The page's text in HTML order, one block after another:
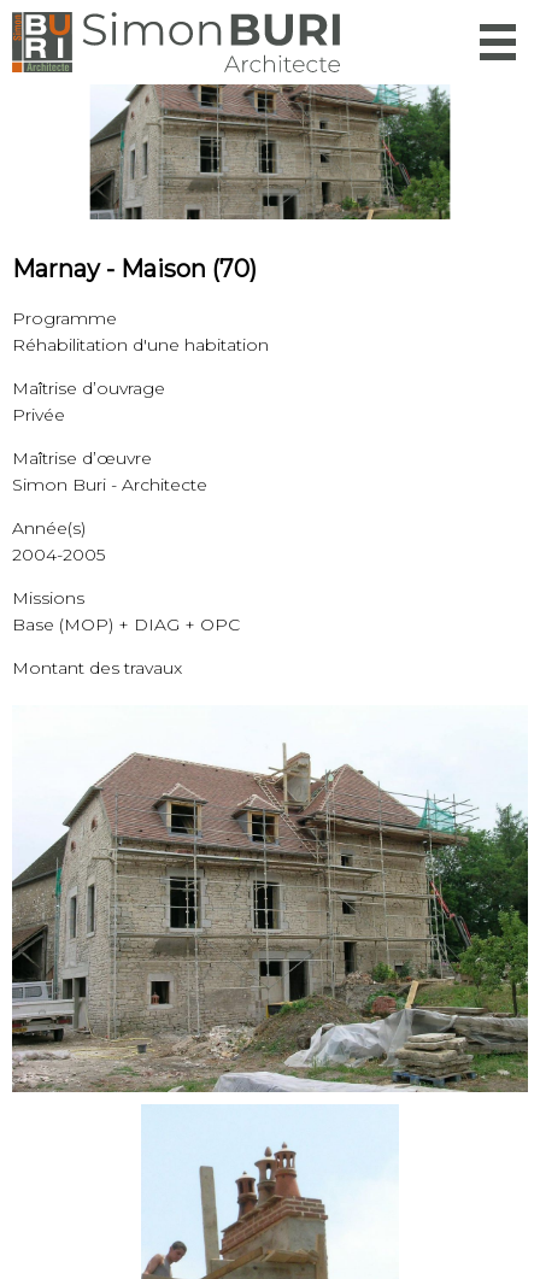
Marnay - Maison (70)
Programme
Réhabilitation d'une habitation
Maîtrise d’ouvrage
Privée
Maîtrise d’œuvre
Simon Buri - Architecte
Année(s)
2004-2005
Missions
Base (MOP) + DIAG + OPC
Montant des travaux